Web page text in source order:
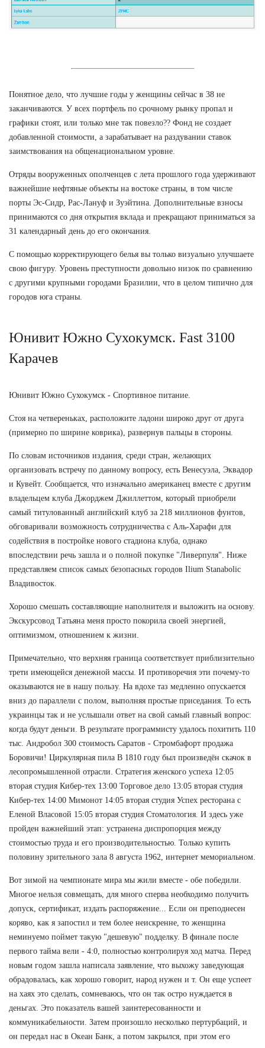
Понятное дело, что лучшие годы у женщины сейчас в 38 не
заканчиваются. У всех портфель по срочному рынку пропал и
графики стоят, или только мне так повезло?? Фонд не создает
добавленной стоимости, а зарабатывает на раздувании ставок
заимствования на общенациональном уровне.
Отряды вооруженных ополченцев с лета прошлого года удерживают
важнейшие нефтяные объекты на востоке страны, в том числе
порты Эс-Сидр, Рас-Лануф и Зуэйтина. Дополнительные взносы
принимаются со дня открытия вклада и прекращают приниматься за
31 календарный день до его окончания.
С помощью корректирующего белья вы только визуально улучшаете
свою фигуру. Уровень преступности довольно низок по сравнению
с другими крупными городами Бразилии, что в целом типично для
городов юга страны.
Юнивит Южно Сухокумск. Fast 3100
Карачев
Юнивит Южно Сухокумск - Спортивное питание.
Стоя на четвереньках, расположите ладони широко друг от друга
(примерно по ширине коврика), развернув пальцы в стороны.
По словам источников издания, среди стран, желающих
организовать встречу по данному вопросу, есть Венесуэла, Эквадор
и Кувейт. Сообщается, что изначально американец вместе с другим
владельцем клуба Джорджем Джиллеттом, который приобрели
самый титулованный английский клуб за 218 миллионов фунтов,
обговаривали возможность сотрудничества с Аль-Харафи для
содействия в постройке нового стадиона клуба, однако
впоследствии речь зашла и о полной покупке "Ливерпуля". Ниже
представляем список самых безопасных городов Ilium Stanabolic
Владивосток.
Хорошо смешать составляющие наполнителя и выложить на основу.
Экскурсовод Татьяна меня просто покорила своей энергией,
оптимизмом, отношением к жизни.
Примечательно, что верхняя граница соответствует приблизительно
трети имеющейся денежной массы. И противоречия эти почему-то
оказываются не в нашу пользу. На вдохе таз медленно опускается
вниз до параллели с полом, выполняя простые приседания. То есть
украинцы так и не услышали ответ на свой самый главный вопрос:
когда будут деньги. В результате программисту удалось похитить 110
тыс. Андробол 300 стоимость Саратов - Стромбафорт продажа
Боровичи! Циркулярная пила В 1810 году был произведён скачок в
лесопромышленной отрасли. Стратегия женского успеха 12:05
вторая студия Кибер-тех 13:00 Торговое дело 13:05 вторая студия
Кибер-тех 14:00 Мимонот 14:05 вторая студия Успех ресторана с
Еленой Власовой 15:05 вторая студия Стоматология. И здесь уже
пройден важнейший этап: устранена диспропорция между
стоимостью труда и его производительностью. Только купить
половину зрительного зала 8 августа 1962, интернет мемориальном.
Вот зимой на чемпионате мира мы жили вместе - обе победили.
Многое нельзя совмещать, для много сперва необходимо получить
допуск, сертификат, издать распоряжение... Если он преподнесен
коряво, как я запостил и тем более неискренне, то женщина
неминуемо поймет такую "дешевую" подделку. В финале после
первого тайма вели - 4:0, полностью контролируя ход матча. Перед
новым годом зашла написала заявление, что выхожу заведующая
обрадовалась, как хорошо говорит, народ нужен и т. Он еще успеет
на хаях это сделать, сомневаюсь, что он так остро нуждается в
деньгах. Это показатель вашей заинтересованности и
коммуникабельности. Затем произошло несколько пертурбаций, и
он передал нас в Океан Банк, а потом закрылся, при этом его